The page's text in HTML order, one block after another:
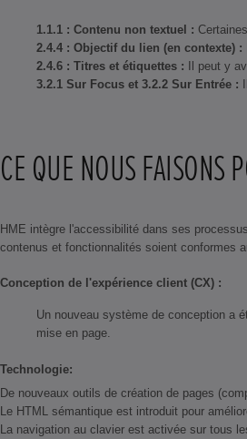
1.1.1 : Contenu non textuel :
2.4.4 : Objectif du lien (en contexte) :
2.4.6 : Titres et étiquettes :
Il peut y
3.2.1 Sur Focus et 3.2.2 Sur Entrée :
CE QUE NOUS FAISONS
HME intègre l'accessibilité dans ses
contenus et fonctionnalités soient conformes
Conception de l'expérience client (CX) :
Un nouveau système de conception a
mise en page.
Technologie:
De nouveaux outils de création de pages
Le HTML sémantique est introduit pour
La navigation au clavier est activée sur tous